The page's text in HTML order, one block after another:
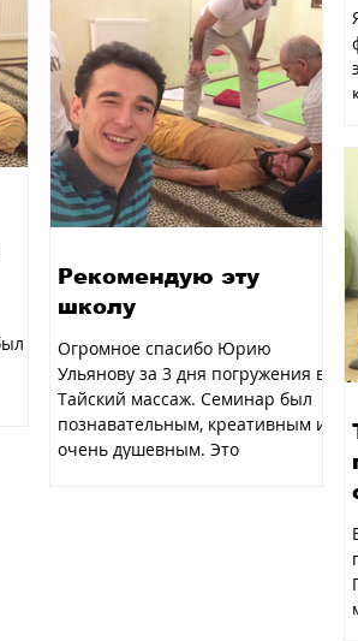
Рекомендую эту
школу
Огромное спасибо Юрию
Ульянову за 3 дня погружения в
Тайский массаж. Семинар был
познавательным, креативным и
очень душевным. Это